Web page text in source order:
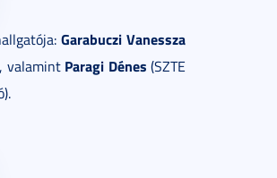
Garabuczi Vanessza
valamint Paragi Dénes (SZTE